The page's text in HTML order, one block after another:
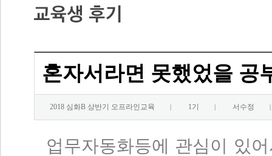
혼자서라면 못했었을 공
2018 심화B 상반기 오프라인교육 1기 서수정
업무자동화등에 관심이 있